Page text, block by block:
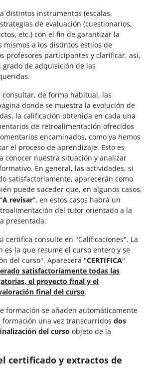
distintos instrumentos (escalas,
de evaluación (cuestionarios,
etc.) con el fin de garantizar la
mismos a los distintos estilos de
profesores participantes y clarificar, así,
grado de adquisición de las
consultar, de forma habitual, las
donde se muestra la evolución de
la calificación obtenida en cada una
de retroalimentación ofrecidos
encaminados, como ya hemos
el proceso de aprendizaje. Esto es
conocer nuestra situación y analizar
En general, las actividades, si
satisfactoriamente, aparecerán como
puede suceder que, en algunos casos,
A revisar”, en estos casos habrá un
del tutor orientado a la
presentada.
certifica consulte en "Calificaciones". La
es la que resume el curso entero y se
del curso". Aparecerá "CERTIFICA"
satisfactoriamente todas las
el proyecto final y el
final del curso.
formación se añaden automáticamente
formación una vez transcurridos dos
del curso objeto de la
certificado y extractos de